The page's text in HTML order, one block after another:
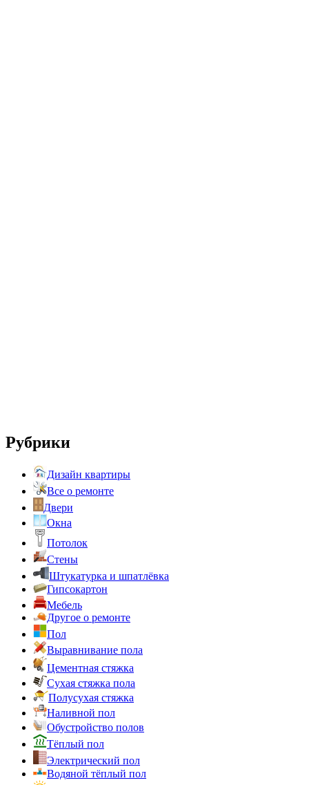
Рубрики
Дизайн квартиры
Все о ремонте
Двери
Окна
Потолок
Стены
Штукатурка и шпатлёвка
Гипсокартон
Мебель
Другое о ремонте
Пол
Выравнивание пола
Цементная стяжка
Сухая стяжка пола
Полусухая стяжка
Наливной пол
Обустройство полов
Тёплый пол
Электрический пол
Водяной тёплый пол